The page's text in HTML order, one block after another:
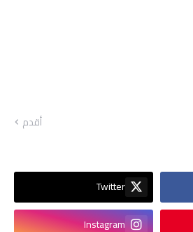
أقدم
Twitter
Instagram